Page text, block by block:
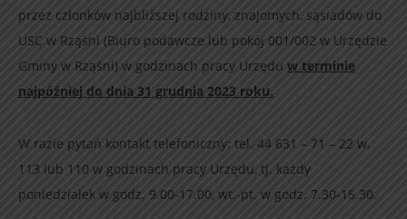
przez członków najbliższej rodziny, znajomych, sąsiadów do
USC w Rząśni (Biuro podawcze lub pokój 001/002 w Urzędzie
Gminy w Rząśni) w godzinach pracy Urzędu w terminie
najpóźniej do dnia 31 grudnia 2023 roku.
W razie pytań kontakt telefoniczny: tel. 44 631 – 71 – 22 w.
113 lub 110 w godzinach pracy Urzędu, tj. każdy
poniedziałek w godz. 9.00-17.00, wt.-pt. w godz. 7.30-15.30.